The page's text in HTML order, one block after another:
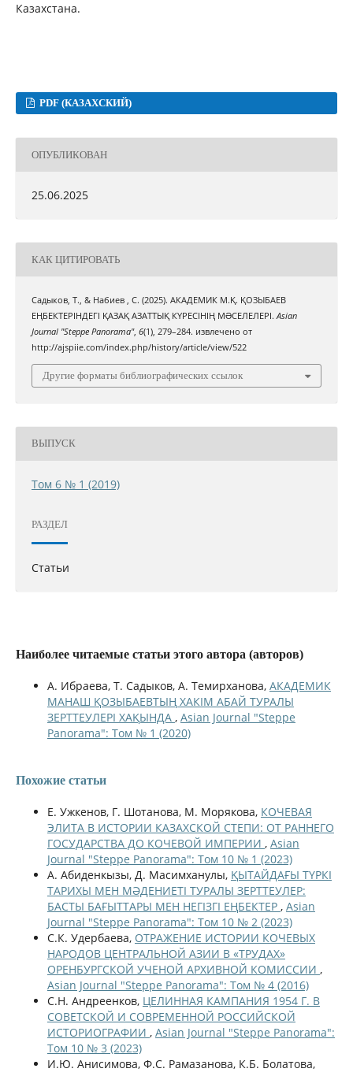
Казахстана.
PDF (КАЗАХСКИЙ)
ОПУБЛИКОВАН
25.06.2025
КАК ЦИТИРОВАТЬ
Садыков, Т., & Набиев , С. (2025). АКАДЕМИК М.Қ. ҚОЗЫБАЕВ
ЕҢБЕКТЕРІНДЕГІ ҚАЗАҚ АЗАТТЫҚ КҮРЕСІНІҢ МƏСЕЛЕЛЕРІ.Asian
Journal "Steppe Panorama", 6(1), 279–284. извлечено от
http://ajspiie.com/index.php/history/article/view/522
Другие форматы библиографических ссылок
ВЫПУСК
Том 6 № 1 (2019)
РАЗДЕЛ
Статьи
Наиболее читаемые статьи этого автора (авторов)
А. Ибраева, Т. Садыков, А. Темирханова, АКАДЕМИК
МАНАШ ҚОЗЫБАЕВТЫҢ ХАКІМ АБАЙ ТУРАЛЫ
ЗЕРТТЕУЛЕРІ ХАҚЫНДА , Asian Journal "Steppe
Panorama": Том № 1 (2020)
Похожие статьи
Е. Ужкенов, Г. Шотанова, М. Морякова, КОЧЕВАЯ
ЭЛИТА В ИСТОРИИ КАЗАХСКОЙ СТЕПИ: ОТ РАННЕГО
ГОСУДАРСТВА ДО КОЧЕВОЙ ИМПЕРИИ , Asian
Journal "Steppe Panorama": Том 10 № 1 (2023)
А. Абиденкызы, Д. Масимханулы, ҚЫТАЙДАҒЫ ТҮРКІ
ТАРИХЫ МЕН МӘДЕНИЕТІ ТУРАЛЫ ЗЕРТТЕУЛЕР:
БАСТЫ БАҒЫТТАРЫ МЕН НЕГІЗГІ ЕҢБЕКТЕР , Asian
Journal "Steppe Panorama": Том 10 № 2 (2023)
С.К. Удербаева, ОТРАЖЕНИЕ ИСТОРИИ КОЧЕВЫХ
НАРОДОВ ЦЕНТРАЛЬНОЙ АЗИИ В «ТРУДАХ»
ОРЕНБУРГСКОЙ УЧЕНОЙ АРХИВНОЙ КОМИССИИ ,
Asian Journal "Steppe Panorama": Том № 4 (2016)
С.Н. Андреенков, ЦЕЛИННАЯ КАМПАНИЯ 1954 Г. В
СОВЕТСКОЙ И СОВРЕМЕННОЙ РОССИЙСКОЙ
ИСТОРИОГРАФИИ , Asian Journal "Steppe Panorama":
Том 10 № 3 (2023)
И.Ю. Анисимова, Ф.С. Рамазанова, К.Б. Болатова,